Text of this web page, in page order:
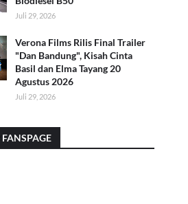
Juli 29, 2026
Verona Films Rilis Final Trailer
"Dan Bandung", Kisah Cinta
Basil dan Elma Tayang 20
Agustus 2026
Juli 29, 2026